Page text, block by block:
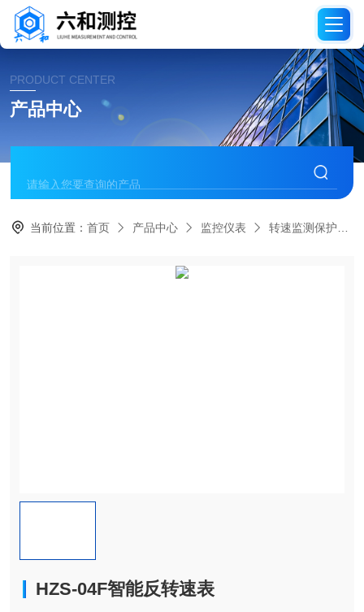
PRODUCT CENTER
产品中心
当前位置：首页 产品中心 监控仪表 转速监测保护仪表
HZS-04F智能反转速表